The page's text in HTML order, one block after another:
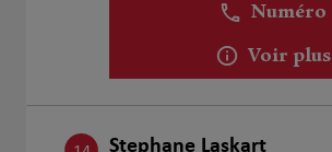
Numéro
Voir plus
Stephane Laskart